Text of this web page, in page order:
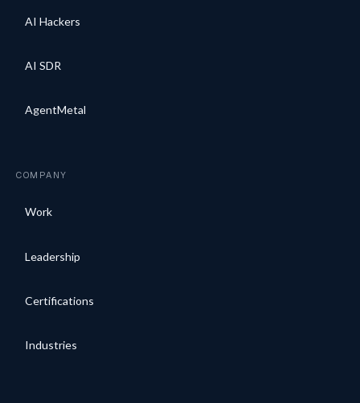
AI Hackers
AI SDR
AgentMetal
COMPANY
Work
Leadership
Certifications
Industries